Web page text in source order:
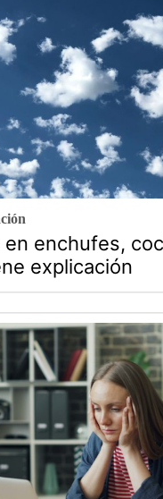
en enchufes,
explicación